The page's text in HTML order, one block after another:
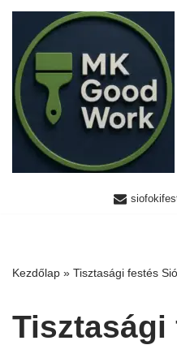
Skip
to
content
Kezdőlap » Tisztasági festés
Tisztasági